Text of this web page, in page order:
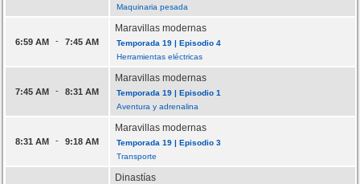
Maquinaria pesada
6:59 AM - 7:45 AM
Maravillas modernas
Temporada 19 | Episodio 4
Herramientas eléctricas
7:45 AM - 8:31 AM
Maravillas modernas
Temporada 19 | Episodio 1
Aventura y adrenalina
8:31 AM - 9:18 AM
Maravillas modernas
Temporada 19 | Episodio 3
Transporte
Dinastías